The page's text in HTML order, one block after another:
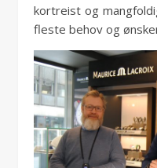
kortreist og
fleste behov og